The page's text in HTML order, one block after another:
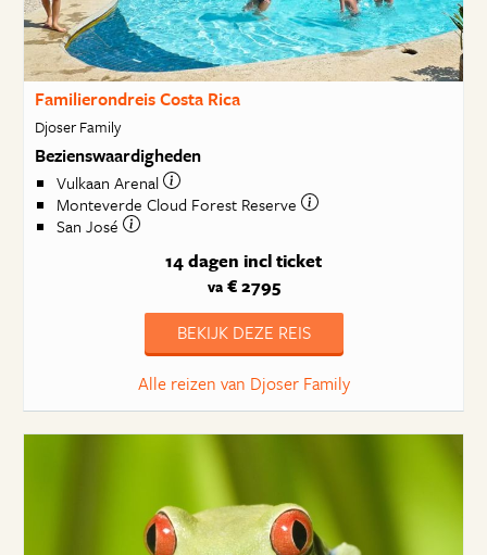
Familierondreis Costa Rica
Djoser Family
Bezienswaardigheden
Vulkaan Arenal
Monteverde Cloud Forest Reserve
San José
14 dagen incl ticket
va€ 2795
BEKIJK DEZE REIS
Alle reizen van Djoser Family